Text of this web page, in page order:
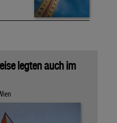
legten auch im